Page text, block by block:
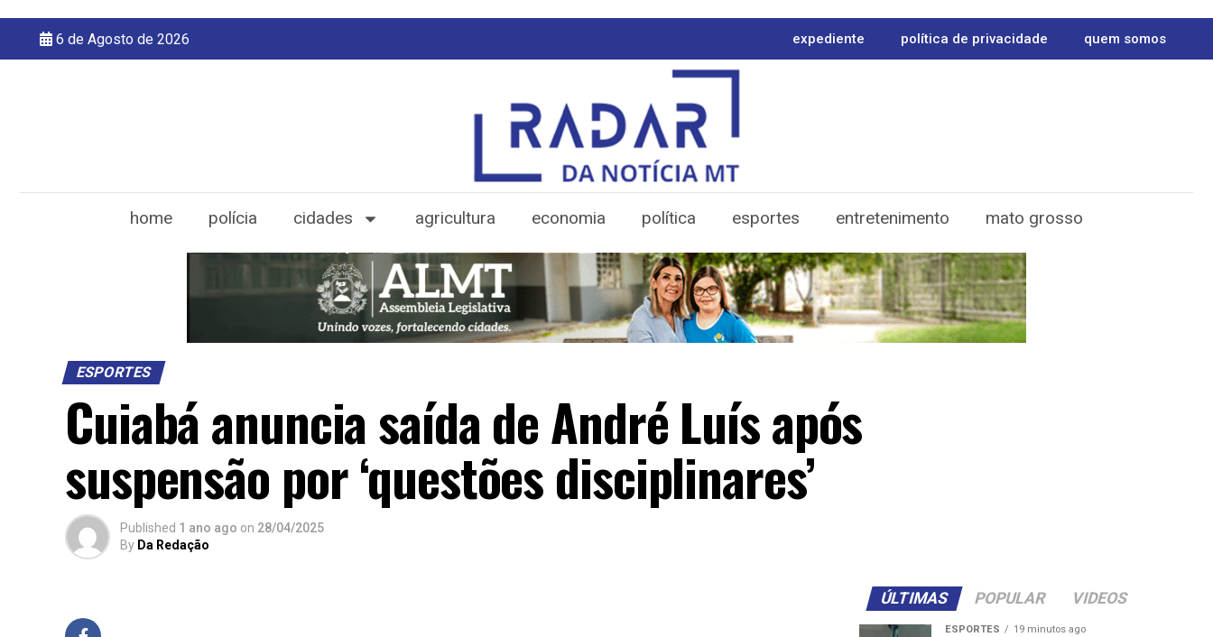
6 de Agosto de 2026 expediente política de privacidade quem somos
home polícia cidades agricultura economia política esportes entretenimento mato grosso
ESPORTES
Cuiabá anuncia saída de André Luís após
suspensão por ‘questões disciplinares’
Published 1 ano ago on 28/04/2025
By Da Redação
ÚLTIMAS POPULAR VIDEOS
ESPORTES 19 minutos ago